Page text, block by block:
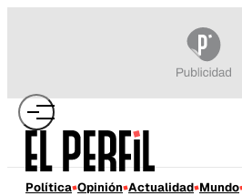
Política Opinión Actualidad Mundo